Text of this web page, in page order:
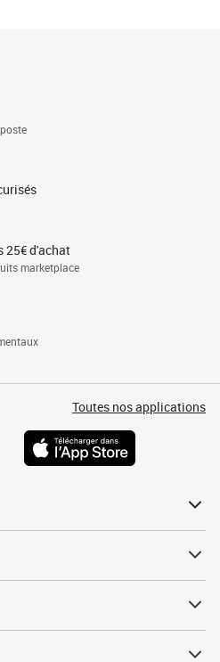
25€ d'achat
marketplace
Toutes nos applications